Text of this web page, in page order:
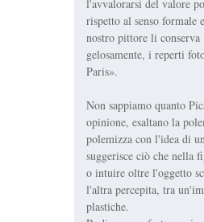
l'avvalorarsi del valore
rispetto al senso
nostro pittore li conserva
gelosamente, i reperti
Paris».
Non sappiamo quanto
opinione, esaltano la
polemizza con l'idea di
suggerisce ciò che nella
o intuire oltre l'oggetto
l'altra percepita, tra
plastiche.